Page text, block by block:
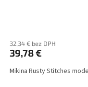
32,34 € bez DPH
39,78 €
Mikina Rusty Stitches